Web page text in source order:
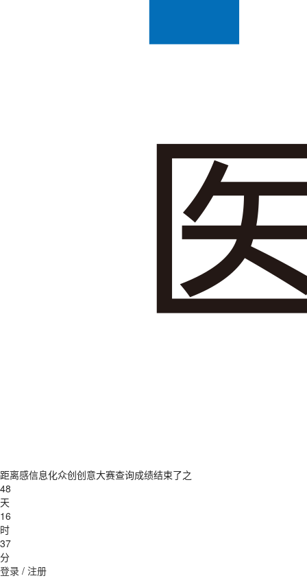
距离感信息化众创创意大赛查询成绩结束了之
48
天
16
时
37
分
登录 / 注册